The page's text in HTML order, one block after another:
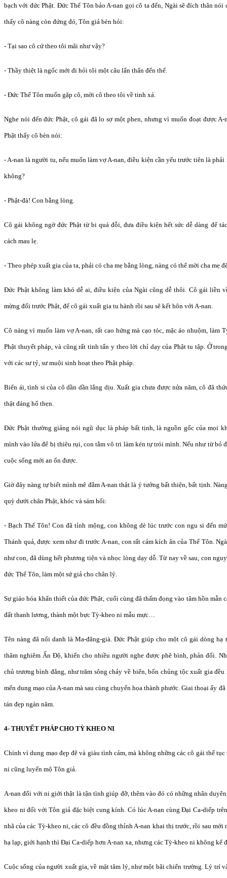
bạch với đức Phật. Đức Thế Tôn bảo A-nan gọi cô ta đến, Ngài sẽ đích thân nói
thấy cô nàng còn đứng đó, Tôn giả bèn hỏi:
- Tại sao cô cứ theo tôi mãi như vậy?
- Thầy thiệt là ngốc mới đi hỏi tôi một câu lẩn thẩn đến thế.
- Đức Thế Tôn muốn gặp cô, mời cô theo tôi về tinh xá.
Nghe nói đến đức Phật, cô gái đã lo sợ một phen, nhưng vì muốn đoạt được
Phật thấy cô bèn nói:
- A-nan là người tu, nếu muốn làm vợ A-nan, điều kiện cần yếu trước tiên là
không?
- Phật-đà! Con bằng lòng.
Cô gái không ngờ đức Phật từ bi quá đỗi, đưa điều kiện hết sức dễ dàng để
cách mau lẹ.
- Theo phép xuất gia của ta, phải có cha mẹ bằng lòng, nàng có thể mời cha mẹ
Đức Phật không làm khó dễ ai, điều kiện của Ngài cũng dễ thôi. Cô gái liền
mừng đối trước Phật, để cô gái xuất gia tu hành rồi sau sẽ kết hôn với A-nan.
Cô nàng vì muốn làm vợ A-nan, rất cao hứng mà cạo tóc, mặc áo nhuộm, làm
Phật thuyết pháp, và cũng rất tinh tấn y theo lời chỉ dạy của Phật tu tập. Ở
với các sư tỷ, sư muội sinh hoạt theo Phật pháp.
Biển ái, tình si của cô dần dần lắng dịu. Xuất gia chưa được nửa năm, cô đã
thật đáng hổ thẹn.
Đức Phật thường giảng nói ngũ dục là pháp bất tịnh, là nguồn gốc của mọi
mình vào lửa để bị thiêu rụi, con tằm vô tri làm kén tự trói mình. Nếu như từ bỏ
cuộc sống mới an ổn được.
Giờ đây nàng tự biết mình mê đắm A-nan thật là ý tưởng bất thiện, bất tịnh.
quỳ dưới chân Phật, khóc và sám hối:
- Bạch Thế Tôn! Con đã tỉnh mộng, con không dè lúc trước con ngu si đến
Thánh quả, được xem như đi trước A-nan, con rất cảm kích ân của Thế Tôn.
như con, đã dùng hết phương tiện và nhọc lòng dạy dỗ. Từ nay về sau, con
đức Thế Tôn, làm một sứ giả cho chân lý.
Sự giáo hóa khẩn thiết của đức Phật, cuối cùng đã thấm đọng vào tâm hồn mẫn
đất thanh lương, thành một bực Tỳ-kheo ni mẫu mực…
Tên nàng đã nổi danh là Ma-đăng-già. Đức Phật giúp cho một cô gái dòng
thâm nghiêm Ấn Độ, khiến cho nhiều người nghe được phê bình, phản đối.
chủ trương bình đẳng, như trăm sông chảy về biển, bốn chủng tộc xuất gia
mến dung mạo của A-nan mà sau cùng chuyển họa thành phước. Giai thoại ấy
tán đẹp ngàn năm.
4- THUYẾT PHÁP CHO TỲ KHEO NI
Chính vì dung mạo đẹp đẽ và giàu tình cảm, mà không những các cô gái thế
ni cũng luyến mộ Tôn giả.
A-nan đối với ni giới thật là tận tình giúp đỡ, thêm vào đó có những nhân
kheo ni đối với Tôn giả đặc biệt cung kính. Có lúc A-nan cùng Đại Ca-diếp
nhã của các Tỳ-kheo ni, các cô đều đồng thỉnh A-nan khai thị trước, rồi sau
hạ lạp, giới hạnh thì Đại Ca-diếp hơn A-nan xa, nhưng các Tỳ-kheo ni không kể
Cuộc sống của người xuất gia, về mặt tâm lý, như một bãi chiến trường. Lý trí